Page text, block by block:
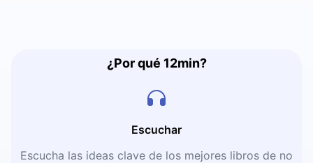
¿Por qué 12min?
Escuchar
Escucha las ideas clave de los mejores libros de no